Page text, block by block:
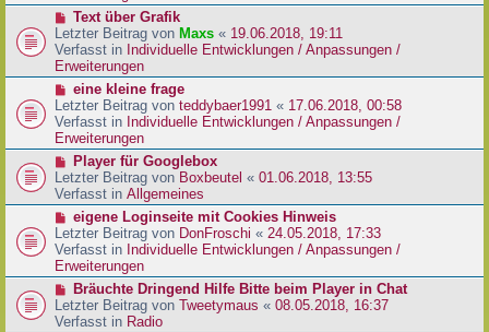
a
g
r
B
e
i
t
a
g
N
e
u
e
r
B
e
i
t
a
g
Text über Grafik
Letzter Beitrag von Maxs « 19.06.2018, 19:11
Verfasst in Individuelle Entwicklungen / Anpassungen /
Erweiterungen
N
e
u
e
r
B
e
i
r
a
g
eine kleine frage
Letzter Beitrag von teddybaer1991 « 17.06.2018, 00:58
Verfasst in Individuelle Entwicklungen / Anpassungen /
Erweiterungen
N
e
u
e
r
B
e
i
r
a
Player für Googlebox
Letzter Beitrag von Boxbeutel « 01.06.2018, 13:55
Verfasst in Allgemeines
N
e
u
e
r
B
e
eigene Loginseite mit Cookies Hinweis
Letzter Beitrag von DonFroschi « 24.05.2018, 17:33
Verfasst in Individuelle Entwicklungen / Anpassungen /
Erweiterungen
N
e
u
Bräuchte Dringend Hilfe Bitte beim Player in Chat
Letzter Beitrag von Tweetymaus « 08.05.2018, 16:37
Verfasst in Radio